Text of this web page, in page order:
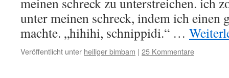
unter meinen schreck, indem ich einen
machte. „hihihi, schnippidi.“ …
Veröffentlicht unter heiliger bimbam | 25 Kommentare